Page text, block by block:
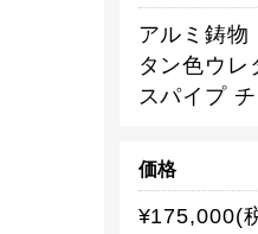
アルミ鋳物
タン色ウレ
スパイプ
価格
¥175,000(